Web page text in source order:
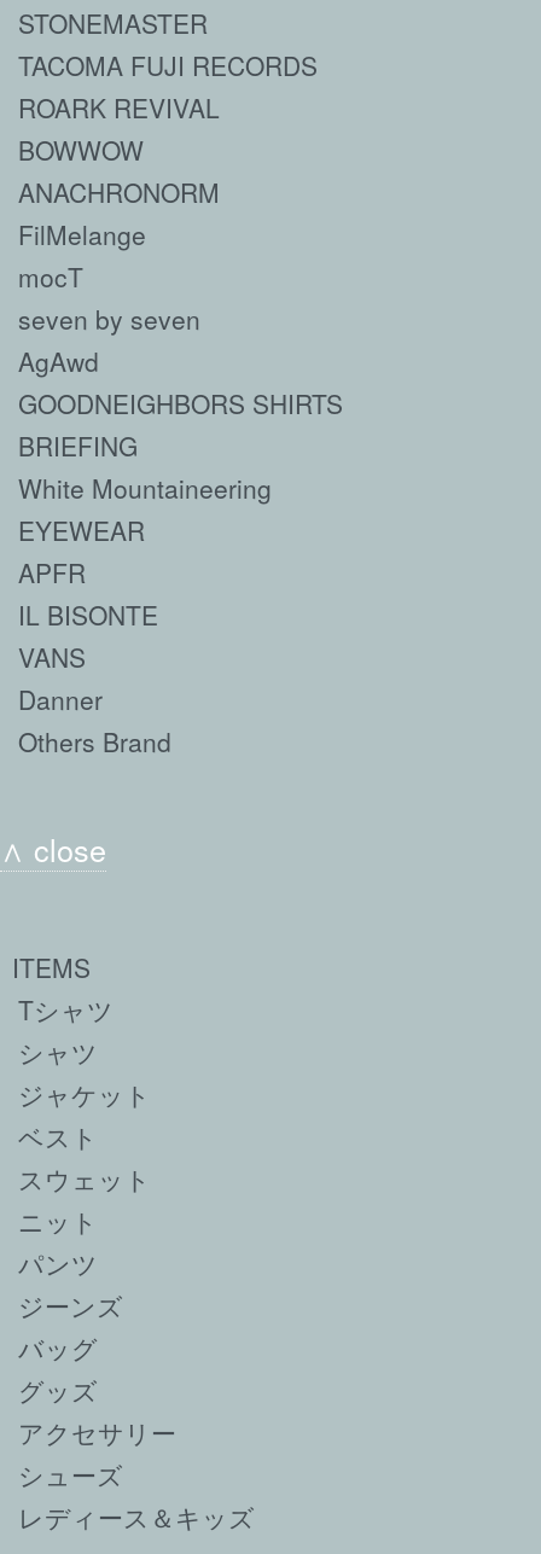
STONEMASTER
TACOMA FUJI RECORDS
ROARK REVIVAL
BOWWOW
ANACHRONORM
FilMelange
mocT
seven by seven
AgAwd
GOODNEIGHBORS SHIRTS
BRIEFING
White Mountaineering
EYEWEAR
APFR
IL BISONTE
VANS
Danner
Others Brand
∧ close
ITEMS
Tシャツ
シャツ
ジャケット
ベスト
スウェット
ニット
パンツ
ジーンズ
バッグ
グッズ
アクセサリー
シューズ
レディース＆キッズ